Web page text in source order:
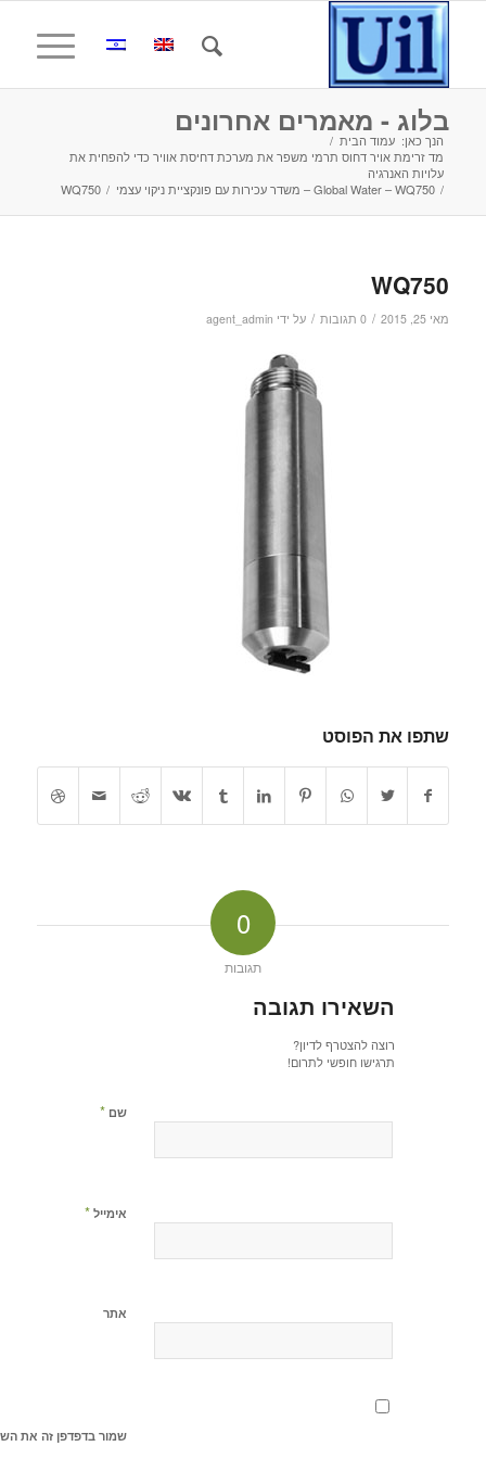
בלוג - מאמרים אחרונים
הנך כאן: עמוד הבית /
מד זרימת אויר דחוס תרמי משפר את מערכת דחיסת אוויר כדי להפחית את
עלויות האנרגיה
/ Global Water – WQ750 – משדר עכירות עם פונקציית ניקוי עצמי /
WQ750
WQ750
מאי 25, 2015 / 0 תגובות / על ידי agent_admin
שתפו את הפוסט
0
תגובות
השאירו תגובה
רוצה להצטרף לדיון?
תרגישו חופשי לתרום!
שם *
אימייל *
אתר
שמור בדפדפן זה את